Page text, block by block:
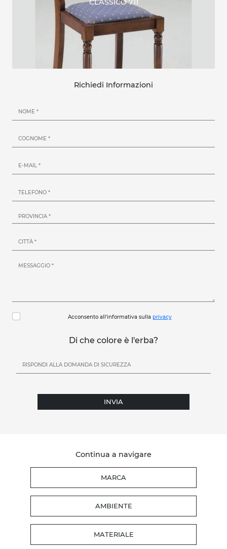
CLASSICO 711
Richiedi Informazioni
Acconsento all'informativa sulla privacy
Di che colore è l'erba?
INVIA
Continua a navigare
MARCA
AMBIENTE
MATERIALE